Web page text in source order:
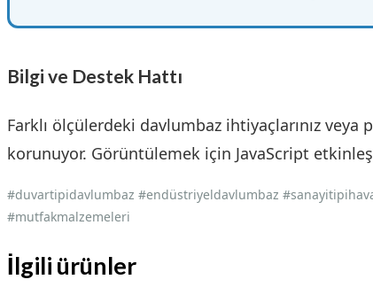
Bilgi ve Destek Hattı
Farklı ölçülerdeki davlumbaz ihtiyaçlarınız
korunuyor. Görüntülemek için JavaScript
#duvartipidavlumbaz #endüstriyeldavlumbaz
#mutfakmalzemeleri
İlgili ürünler